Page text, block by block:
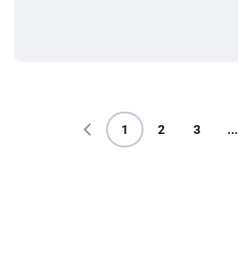
1 2 3 ...